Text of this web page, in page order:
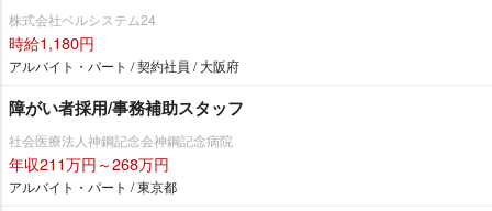
株式会社ベルシステム24
時給1,180円
アルバイト・パート / 契約社員 / 大阪府
障がい者採用/事務補助スタッフ
社会医療法人神鋼記念会神鋼記念病院
年収211万円～268万円
アルバイト・パート / 東京都